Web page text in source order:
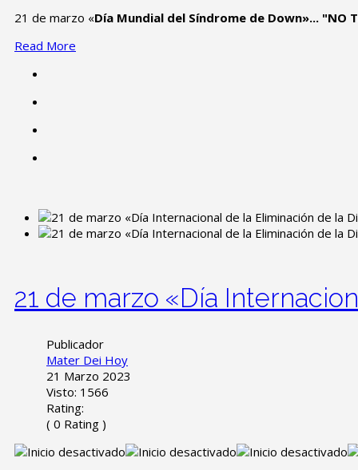
21 de marzo «Día Mundial del Síndrome de Down»... "NO
Read More
21 de marzo «Día
Publicador
Mater Dei Hoy
21 Marzo 2023
Visto: 1566
Rating:
( 0 Rating )